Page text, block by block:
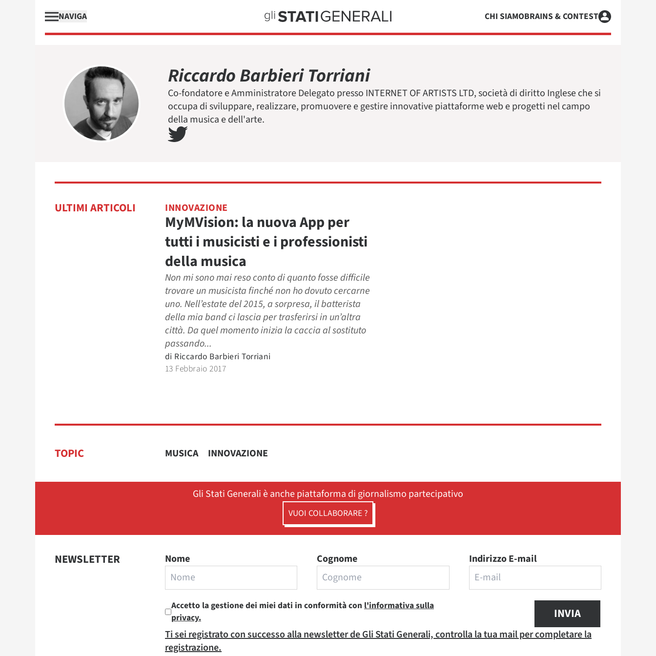
NAVIGA CHI SIAMOBRAINS & CONTEST
Riccardo Barbieri Torriani
Co-fondatore e Amministratore Delegato presso INTERNET OF ARTISTS LTD, società di diritto Inglese che si
occupa di sviluppare, realizzare, promuovere e gestire innovative piattaforme web e progetti nel campo
della musica e dell'arte.
ULTIMI ARTICOLI INNOVAZIONE
MyMVision: la nuova App per
tutti i musicisti e i professionisti
della musica
Non mi sono mai reso conto di quanto fosse difficile
trovare un musicista finché non ho dovuto cercarne
uno. Nell’estate del 2015, a sorpresa, il batterista
della mia band ci lascia per trasferirsi in un’altra
città. Da quel momento inizia la caccia al sostituto
passando...
di Riccardo Barbieri Torriani
13 Febbraio 2017
TOPIC MUSICA INNOVAZIONE
Gli Stati Generali è anche piattaforma di giornalismo partecipativo
VUOI COLLABORARE ?
NEWSLETTER Nome Cognome Indirizzo E-mail
Accetto la gestione dei miei dati in conformità con l'informativa sulla
privacy.
INVIA
Ti sei registrato con successo alla newsletter de Gli Stati Generali, controlla la tua mail per completare la
registrazione.